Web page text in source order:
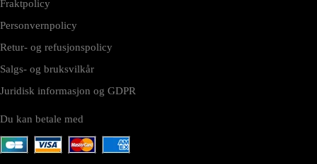
Fraktpolicy
Personvernpolicy
Retur- og refusjonspolicy
Salgs- og bruksvilkår
Juridisk informasjon og GDPR
Du kan betale med